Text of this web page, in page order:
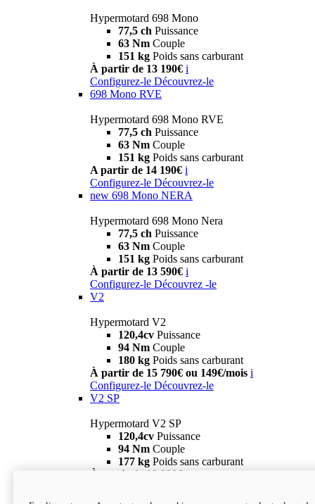
Hypermotard 698 Mono
77,5 ch Puissance
63 Nm Couple
151 kg Poids sans carburant
À partir de 13 190€ i
Configurez-le Découvrez-le
698 Mono RVE
Hypermotard 698 Mono RVE
77,5 ch Puissance
63 Nm Couple
151 kg Poids sans carburant
A partir de 14 190€ i
Configurez-le Découvrez-le
new 698 Mono NERA
Hypermotard 698 Mono Nera
77,5 ch Puissance
63 Nm Couple
151 kg Poids sans carburant
À partir de 13 590€ i
Configurez-le Découvrez -le
V2
Hypermotard V2
120,4cv Puissance
94 Nm Couple
180 kg Poids sans carburant
À partir de 15 790€ ou 149€/mois i
Configurez-le Découvrez-le
V2 SP
Hypermotard V2 SP
120,4cv Puissance
94 Nm Couple
177 kg Poids sans carburant
À partir de 19 990€ i
new
V2 SP 100